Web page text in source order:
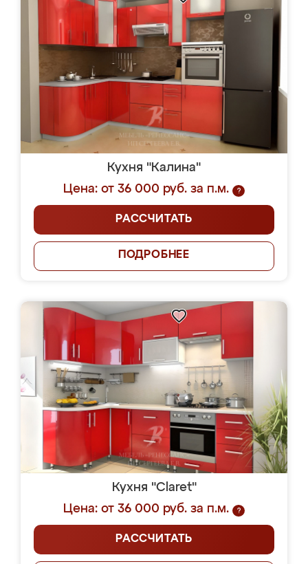
Кухня "Калина"
Цена: от 36 000 руб. за п.м.
?
РАССЧИТАТЬ
ПОДРОБНЕЕ
Кухня "Claret"
Цена: от 36 000 руб. за п.м.
?
РАССЧИТАТЬ